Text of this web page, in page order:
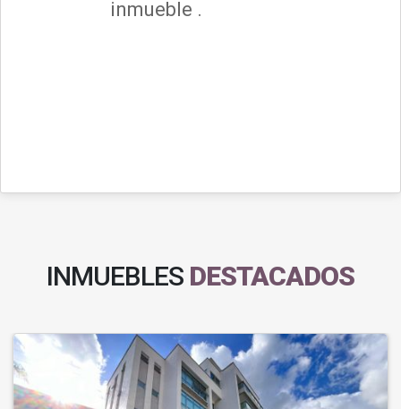
inmueble .
INMUEBLES DESTACADOS